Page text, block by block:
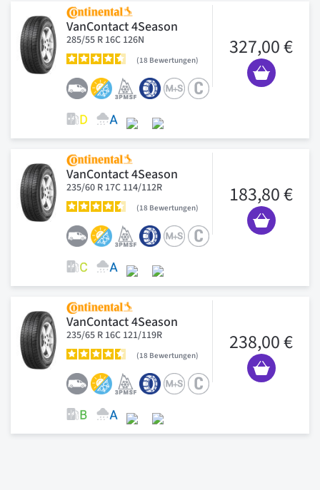
VanContact 4Season
285/55 R 16C 126N
18 Bewertungen
327,00 €
VanContact 4Season
235/60 R 17C 114/112R
18 Bewertungen
183,80 €
VanContact 4Season
235/65 R 16C 121/119R
18 Bewertungen
238,00 €